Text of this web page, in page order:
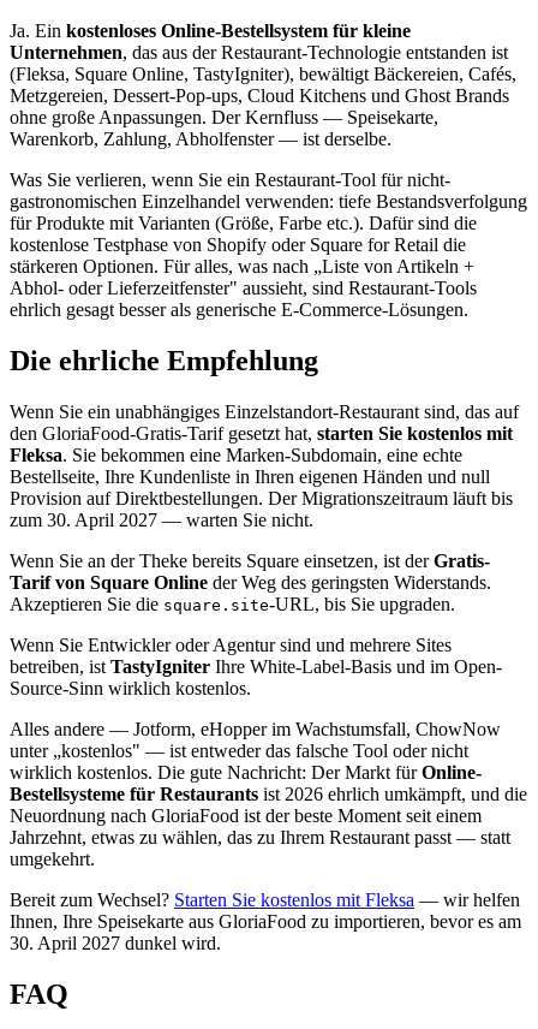
Ja. Ein kostenloses Online-Bestellsystem für kleine
Unternehmen, das aus der Restaurant-Technologie entstanden ist
(Fleksa, Square Online, TastyIgniter), bewältigt Bäckereien, Cafés,
Metzgereien, Dessert-Pop-ups, Cloud Kitchens und Ghost Brands
ohne große Anpassungen. Der Kernfluss — Speisekarte,
Warenkorb, Zahlung, Abholfenster — ist derselbe.
Was Sie verlieren, wenn Sie ein Restaurant-Tool für nicht-
gastronomischen Einzelhandel verwenden: tiefe Bestandsverfolgung
für Produkte mit Varianten (Größe, Farbe etc.). Dafür sind die
kostenlose Testphase von Shopify oder Square for Retail die
stärkeren Optionen. Für alles, was nach „Liste von Artikeln +
Abhol- oder Lieferzeitfenster" aussieht, sind Restaurant-Tools
ehrlich gesagt besser als generische E-Commerce-Lösungen.
Die ehrliche Empfehlung
Wenn Sie ein unabhängiges Einzelstandort-Restaurant sind, das auf
den GloriaFood-Gratis-Tarif gesetzt hat, starten Sie kostenlos mit
Fleksa. Sie bekommen eine Marken-Subdomain, eine echte
Bestellseite, Ihre Kundenliste in Ihren eigenen Händen und null
Provision auf Direktbestellungen. Der Migrationszeitraum läuft bis
zum 30. April 2027 — warten Sie nicht.
Wenn Sie an der Theke bereits Square einsetzen, ist derGratis-
Tarif von Square Online der Weg des geringsten Widerstands.
Akzeptieren Sie die square.site-URL, bis Sie upgraden.
Wenn Sie Entwickler oder Agentur sind und mehrere Sites
betreiben, ist TastyIgniter Ihre White-Label-Basis und im Open-
Source-Sinn wirklich kostenlos.
Alles andere — Jotform, eHopper im Wachstumsfall, ChowNow
unter „kostenlos" — ist entweder das falsche Tool oder nicht
wirklich kostenlos. Die gute Nachricht: Der Markt fürOnline-
Bestellsysteme für Restaurants ist 2026 ehrlich umkämpft, und die
Neuordnung nach GloriaFood ist der beste Moment seit einem
Jahrzehnt, etwas zu wählen, das zu Ihrem Restaurant passt — statt
umgekehrt.
Bereit zum Wechsel? Starten Sie kostenlos mit Fleksa — wir helfen
Ihnen, Ihre Speisekarte aus GloriaFood zu importieren, bevor es am
30. April 2027 dunkel wird.
FAQ